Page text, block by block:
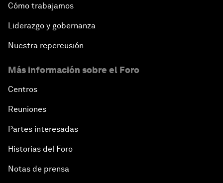
Cómo trabajamos
Liderazgo y gobernanza
Nuestra repercusión
Más información sobre el Foro
Centros
Reuniones
Partes interesadas
Historias del Foro
Notas de prensa